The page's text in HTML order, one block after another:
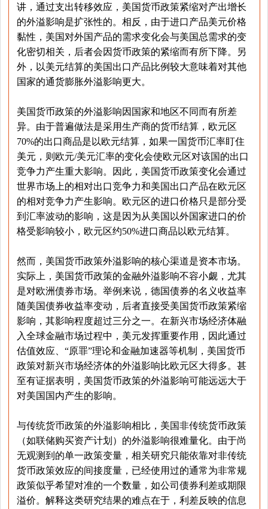
讲，通过支出转移效应，美国货币政策紧缩对产出增长
的外溢影响是扩张性的。相反，由于进口产品美元价格
黏性，美国对外国产品的需求变化会与美国总需求的变
化密切相关，后者会因货币政策的紧缩而有所下降。另
外，以美元结算的美国出口产品比例较大意味着对其他
国家的通货膨胀外溢影响更大。
美国货币政策的外溢影响因国家和地区不同而有所差
异。由于普遍做法是采用生产商的货币结算，欧元区
70%的出口商品是以欧元结算，如果一国货币汇率盯住
美元，则欧元/美元汇率的变化会使欧元区对该国的出口
竞争力产生重大影响。因此，美国货币政策变化会通过
世界市场上的相对出口竞争力和美国出口产品在欧元区
的相对竞争力产生影响。欧元区的进口价格只是部分受
到汇率波动的影响，这是因为从美国以外国家进口的价
格受影响较小，欧元区约50%进口商品以欧元结算。
然而，美国货币政策外溢影响的核心渠道是资本市场。
实际上，美国货币政策的金融外溢影响不容小觑，尤其
是对欧洲债券市场。举例来说，德国债券的名义收益率
随美国债券收益率变动，后者直接受美国货币政策紧缩
影响，其影响程度超过三分之一。在新兴市场经济体融
入全球金融市场过程中，美元发挥重要作用，因此通过
估值效应、“原罪”理论和金融加速器等机制，美国货币
政策对新兴市场经济体的外溢影响比欧元区大得多。甚
至有证据表明，美国货币政策的外溢影响可能远远大于
对美国国内产生的影响。
与传统货币政策的外溢影响相比，美国非传统货币政策
（如联储购买资产计划）的外溢影响很难量化。由于尚
无观测到的单一政策变量，相关研究只能依靠对非传统
货币政策效应的间接度量，已经使用过的通常为非常规
政策似乎希望对准的一个数量，如公司债券利差或期限
溢价。解释这类研究结果的难点在于，利差反映的信息